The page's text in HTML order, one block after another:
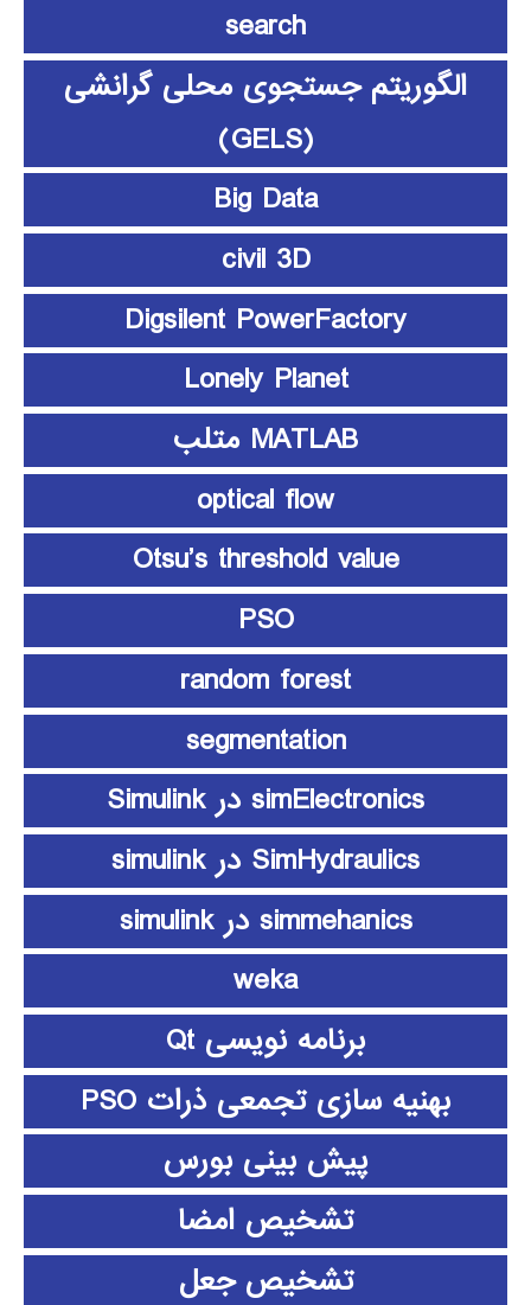
search
الگوریتم جستجوی محلی گرانشی
(GELS)
Big Data
civil 3D
Digsilent PowerFactory
Lonely Planet
MATLAB متلب
optical flow
Otsu’s threshold value
PSO
random forest
segmentation
simElectronics در Simulink
SimHydraulics در simulink
simmehanics در simulink
weka
برنامه نویسی Qt
بهنیه سازی تجمعی ذرات PSO
پیش بینی بورس
تشخیص امضا
تشخیص جعل